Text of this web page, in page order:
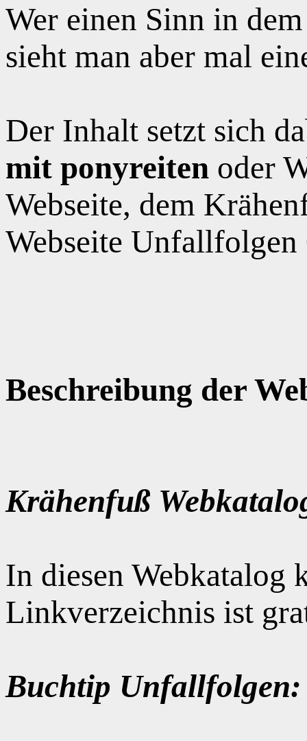
Wer einen Sinn in
sieht man aber mal
Der Inhalt setzt sich
mit ponyreiten oder
Webseite, dem
Webseite
Beschreibung der
Krähenfuß
In diesen Webkatalog
Linkverzeichnis ist
Buchtip Unfallfolgen: